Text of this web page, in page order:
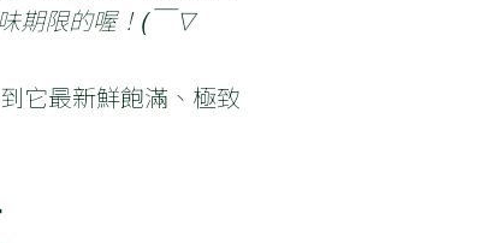
期限的喔！(￣∇
它最新鮮飽滿、極致